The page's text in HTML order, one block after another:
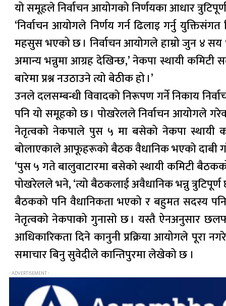
यो समूहले निर्वाचन आयोगको निर्णयका आधार
‘निर्वाचन आयोगले निर्णय गर्न ढिलाइ गर्नु
महसुस भएको छ । निर्वाचन आयोगले हाम्रो जुन ४ सय
अमान्य भन्नुमा आग्रह देखिन्छ,’ नेकपा स्थायी कमिटी
बारेमा प्रश्न नउठाउने त्यो बेठीक हो ।’
उनले दलसम्बन्धी विवादको निरूपण गर्ने निकाय
पनि यो समूहको छ । पोखरेलले निर्वाचन आयोगले
नेतृत्वको नेकपाले पुस ५ मा बसेको नेकपा स्थायी
बोलाएकाले आफूहरूको बैठक वैधानिक भएको दाबी
‘पुस ५ गते बालुवाटारमा बसेको स्थायी कमिटी
पोखरेलले भने, ‘त्यो बैठकलाई अवैधानिक भन्नु त्रुटिपूर्ण
बैठकको पनि वैधानिकता भएको र बहुमत सदस्य पनि
नेतृत्वको नेकपाको गुनासो छ । यस्तै ऐनअनुसार
आधिकारिकता दिने कानुनी प्रक्रिया आयोगले पूरा
समाचार बिनु सुवेदीले कान्तिपुरमा लेखेको छ ।
- ADVERTISEMENT -